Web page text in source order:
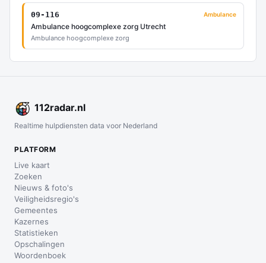
09-116 Ambulance
Ambulance hoogcomplexe zorg Utrecht
Ambulance hoogcomplexe zorg
112radar.nl
Realtime hulpdiensten data voor Nederland
PLATFORM
Live kaart
Zoeken
Nieuws & foto's
Veiligheidsregio's
Gemeentes
Kazernes
Statistieken
Opschalingen
Woordenboek